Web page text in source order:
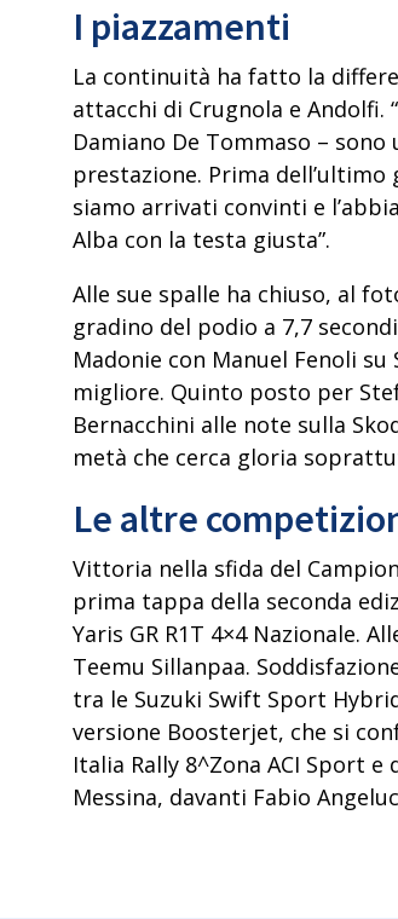
I piazzamenti
La continuità ha fatto la
attacchi di Crugnola e Andolfi. “
Damiano De Tommaso –
prestazione. Prima
siamo arrivati convinti e
Alba con la testa giusta”.
Alle sue spalle ha chiuso, al
gradino del podio a 7,7
Madonie con Manuel Fenoli
migliore. Quinto posto per
Bernacchini alle note sulla
metà che cerca gloria
Le altre
Vittoria nella sfida del
prima tappa della seconda
Yaris GR R1T 4×4 Nazionale.
Teemu Sillanpaa.
tra le Suzuki Swift Sport
versione Boosterjet, che si
Italia Rally 8^Zona ACI Sport e
Messina, davanti Fabio